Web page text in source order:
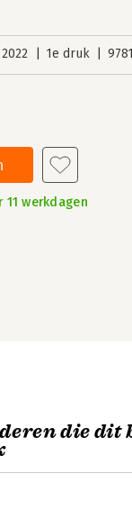
2022 1e druk
werkdagen
die dit